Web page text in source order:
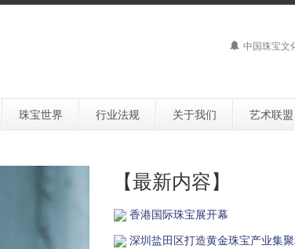
中国珠宝文
珠宝世界 行业法规 关于我们 艺术联盟
【最新内容】
香港国际珠宝展开幕
深圳盐田区打造黄金珠宝产业集